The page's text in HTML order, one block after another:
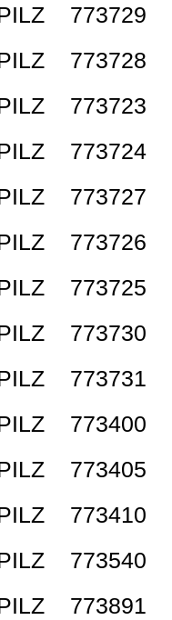
773729
773728
773723
773724
773727
773726
773725
773730
773731
773400
773405
773410
773540
773891